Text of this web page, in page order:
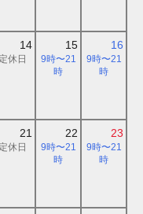
14
定休日
15
9時〜21
時
16
9時〜21
時
21
定休日
22
9時〜21
時
23
9時〜21
時